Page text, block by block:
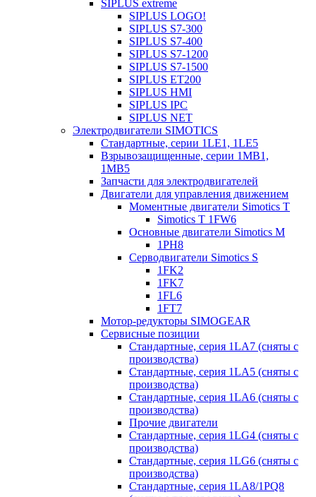
SIPLUS extreme
SIPLUS LOGO!
SIPLUS S7-300
SIPLUS S7-400
SIPLUS S7-1200
SIPLUS S7-1500
SIPLUS ET200
SIPLUS HMI
SIPLUS IPC
SIPLUS NET
Электродвигатели SIMOTICS
Стандартные, серии 1LE1, 1LE5
Взрывозащищенные, серии 1MB1,
1MB5
Запчасти для электродвигателей
Двигатели для управления движением
Моментные двигатели Simotics T
Simotics T 1FW6
Основные двигатели Simotics M
1PH8
Серводвигатели Simotics S
1FK2
1FK7
1FL6
1FT7
Мотор-редукторы SIMOGEAR
Сервисные позиции
Стандартные, серия 1LA7 (сняты с
производства)
Стандартные, серия 1LA5 (сняты с
производства)
Стандартные, серия 1LA6 (сняты с
производства)
Прочие двигатели
Стандартные, серия 1LG4 (сняты с
производства)
Стандартные, серия 1LG6 (сняты с
производства)
Стандартные, серия 1LA8/1PQ8